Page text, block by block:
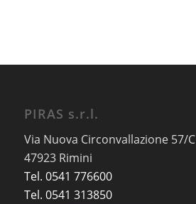
PIRAS s.r.l.
Via Nuova Circonvallazione 57/C
47923 Rimini
Tel. 0541 776600
Tel. 0541 313850